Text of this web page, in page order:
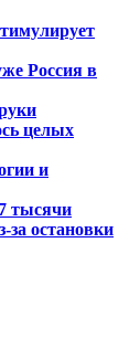
Россия в
целых
и
тысячи
за остановки